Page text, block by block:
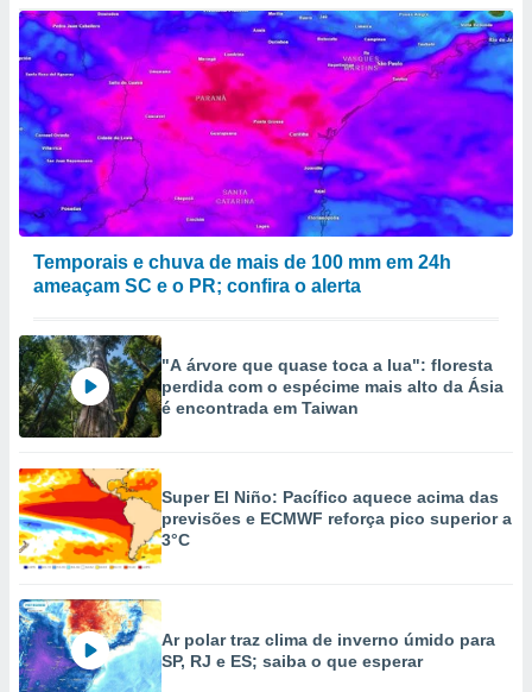
Temporais e chuva de mais de 100 mm em 24h
ameaçam SC e o PR; confira o alerta
"A árvore que quase toca a lua": floresta
perdida com o espécime mais alto da Ásia
é encontrada em Taiwan
Super El Niño: Pacífico aquece acima das
previsões e ECMWF reforça pico superior a
3°C
Ar polar traz clima de inverno úmido para
SP, RJ e ES; saiba o que esperar